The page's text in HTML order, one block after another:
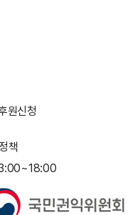
원신청
책